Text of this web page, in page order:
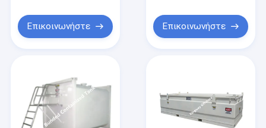
Επικοινωνήστε Επικοινωνήστε